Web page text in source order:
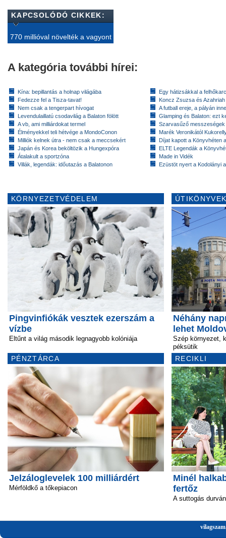
KAPCSOLÓDÓ CIKKEK:
770 millióval növelték a vagyont
A kategória további hírei:
Kína: bepillantás a holnap világába
Fedezze fel a Tisza-tavat!
Nem csak a tengerpart hívogat
Levendulaillatú csodavilág a Balaton fölött
A vb, ami milliárdokat termel
Élményekkel teli hétvége a MondoConon
Milliók kelnek útra - nem csak a meccsekért
Japán és Korea beköltözik a Hungexpóra
Átalakult a sportzóna
Villák, legendák: időutazás a Balatonon
Egy hátizsákkal a
Koncz Zsuzsa és
A futball ereje, a pályán
Glamping és Balaton: ezt
Szarvasűző messzeségek
Marék Veronikától
Díjat kapott a Könyvhéten
ELTE Legendák a
Made in Vidék
Ezüstöt nyert a Kodolányi
KÖRNYEZETVÉDELEM
Pingvinfiókák vesztek ezerszám a
vízbe
Eltűnt a világ második legnagyobb kolóniája
PÉNZTÁRCA
Jelzáloglevelek 100 milliárdért
Mérföldkő a tőkepiacon
Néhány
lehet
Szép környezet,
péksütik
RECIKLI
Minél
fertőz
A suttogás